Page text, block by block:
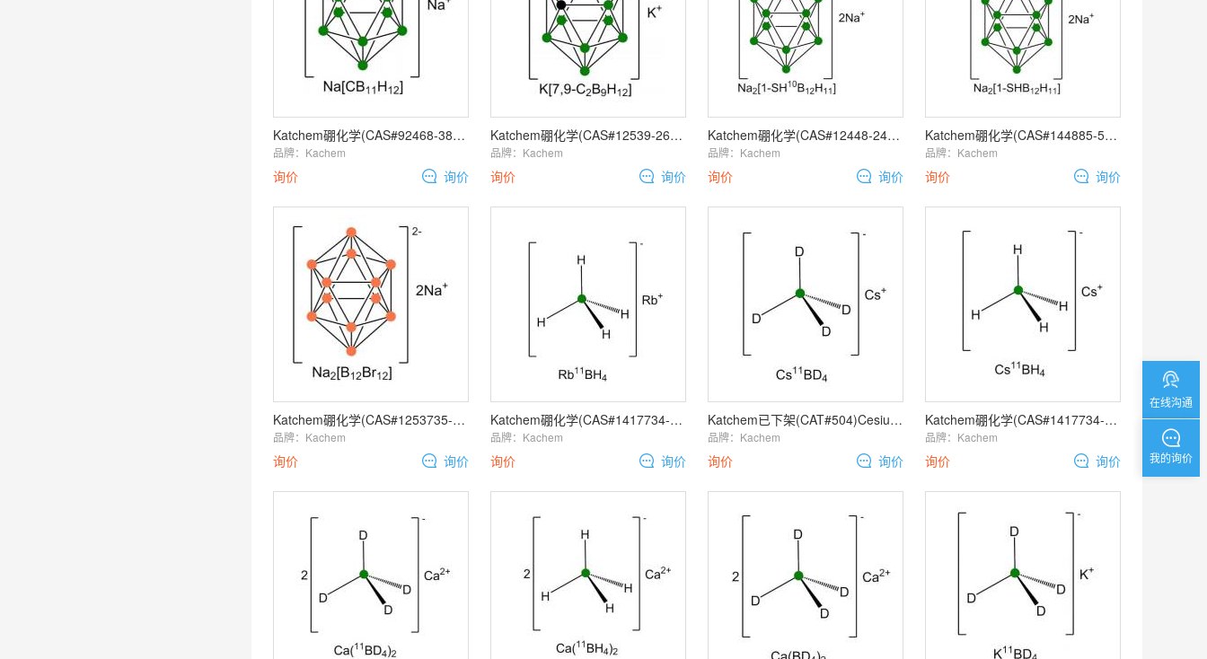
Katchem硼化学(CAS#92468-38-7, CAT#647)Sodium
品牌： Kachem
询价 询价
Katchem硼化学(CAS#12539-26-3, CAT#213)Cesium
品牌： Kachem
询价 询价
Katchem硼化学(CAS#12448-24-7, CAT#210)Sodium
品牌： Kachem
询价 询价
Katchem硼化学(CAS#144885-51-8, CAT#211)Sodium
品牌： Kachem
询价 询价
Katchem硼化学(CAS#1253735-09-9, CAT#244)Sodium
品牌： Kachem
询价 询价
Katchem硼化学(CAS#1417734-37-2, CAT#462)Rubidium
品牌： Kachem
询价 询价
Katchem已下架(CAT#504)Cesium borodeuteride 11B
品牌： Kachem
询价 询价
Katchem硼化学(CAS#1417734-38-3, CAT#452)Cesium
品牌： Kachem
询价 询价
在线沟通
我的询价